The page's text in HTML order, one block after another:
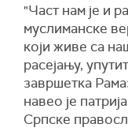
"Част нам је и
муслиманске
који живе са
расејању,
завршетка
навео је
Српске